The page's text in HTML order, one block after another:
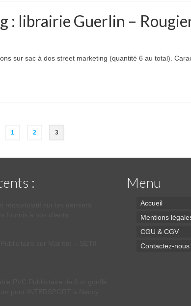
: librairie Guerlin –
sur sac à dos street marketing (quantité 6 au total).
1 2 3
: Menu
Accueil
Mentions
CGU & CGV
Contactez-nous